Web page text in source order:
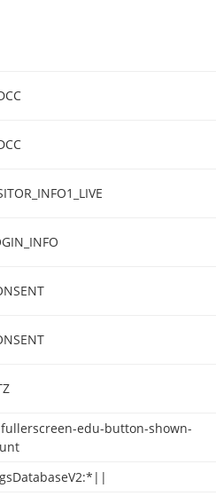
edu-button-shown-